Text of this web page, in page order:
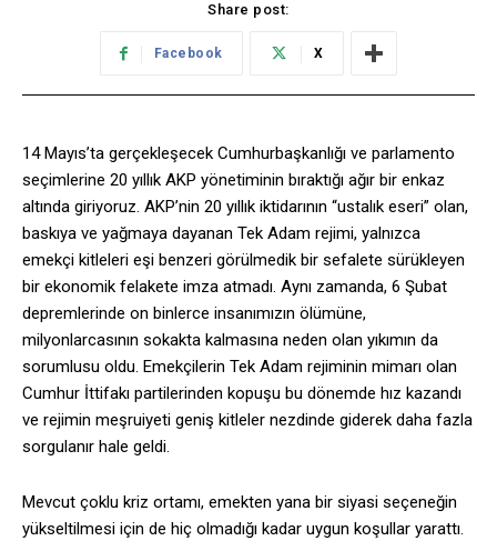
Share post:
Facebook X
14 Mayıs’ta gerçekleşecek Cumhurbaşkanlığı ve parlamento
seçimlerine 20 yıllık AKP yönetiminin bıraktığı ağır bir enkaz
altında giriyoruz. AKP’nin 20 yıllık iktidarının “ustalık eseri” olan,
baskıya ve yağmaya dayanan Tek Adam rejimi, yalnızca
emekçi kitleleri eşi benzeri görülmedik bir sefalete sürükleyen
bir ekonomik felakete imza atmadı. Aynı zamanda, 6 Şubat
depremlerinde on binlerce insanımızın ölümüne,
milyonlarcasının sokakta kalmasına neden olan yıkımın da
sorumlusu oldu. Emekçilerin Tek Adam rejiminin mimarı olan
Cumhur İttifakı partilerinden kopuşu bu dönemde hız kazandı
ve rejimin meşruiyeti geniş kitleler nezdinde giderek daha fazla
sorgulanır hale geldi.
Mevcut çoklu kriz ortamı, emekten yana bir siyasi seçeneğin
yükseltilmesi için de hiç olmadığı kadar uygun koşullar yarattı.